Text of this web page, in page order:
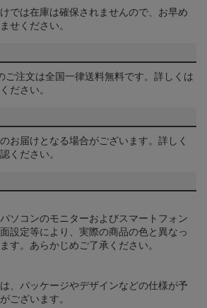
では在庫は確保されませんので、お早め
せください。
ご注文は全国一律送料無料です。詳しくは
ださい。
お届けとなる場合がございます。詳しく
ください。
ソコンのモニターおよびスマートフォン
設定等により、実際の商品の色と異なっ
す。あらかじめご了承ください。
、パッケージやデザインなどの仕様が予
ございます。